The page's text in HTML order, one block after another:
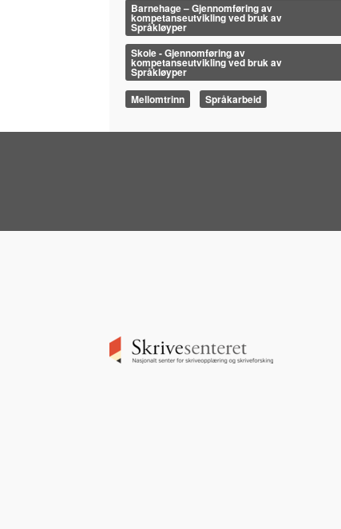
Barnehage – Gjennomføring av
kompetanseutvikling ved bruk av
Språkløyper
Skole - Gjennomføring av
kompetanseutvikling ved bruk av
Språkløyper
Mellomtrinn
Språkarbeid
Image